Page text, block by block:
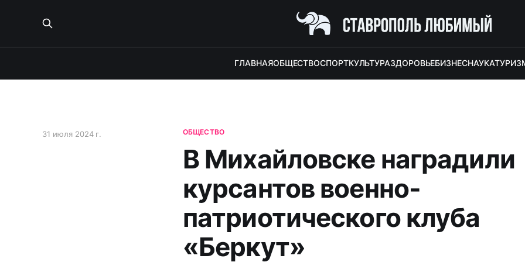
ГЛАВНАЯОБЩЕСТВОСПОРТКУЛЬТУРАЗДОРОВЬЕБИЗНЕСНАУКА
ОБЩЕСТВО
В Михайловске наградили
курсантов военно-
патриотического клуба
«Беркут»
31 июля 2024 г.